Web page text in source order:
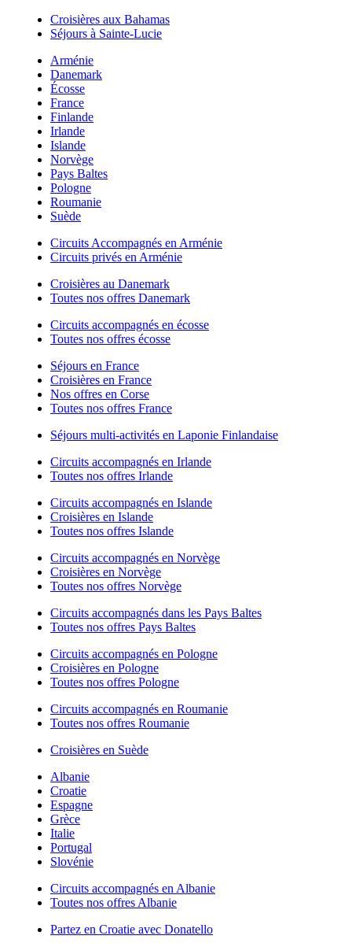
Croisières aux Bahamas
Séjours à Sainte-Lucie
Arménie
Danemark
Écosse
France
Finlande
Irlande
Islande
Norvège
Pays Baltes
Pologne
Roumanie
Suède
Circuits Accompagnés en Arménie
Circuits privés en Arménie
Croisières au Danemark
Toutes nos offres Danemark
Circuits accompagnés en écosse
Toutes nos offres écosse
Séjours en France
Croisières en France
Nos offres en Corse
Toutes nos offres France
Séjours multi-activités en Laponie Finlandaise
Circuits accompagnés en Irlande
Toutes nos offres Irlande
Circuits accompagnés en Islande
Croisières en Islande
Toutes nos offres Islande
Circuits accompagnés en Norvège
Croisières en Norvège
Toutes nos offres Norvège
Circuits accompagnés dans les Pays Baltes
Toutes nos offres Pays Baltes
Circuits accompagnés en Pologne
Croisières en Pologne
Toutes nos offres Pologne
Circuits accompagnés en Roumanie
Toutes nos offres Roumanie
Croisières en Suède
Albanie
Croatie
Espagne
Grèce
Italie
Portugal
Slovénie
Circuits accompagnés en Albanie
Toutes nos offres Albanie
Partez en Croatie avec Donatello